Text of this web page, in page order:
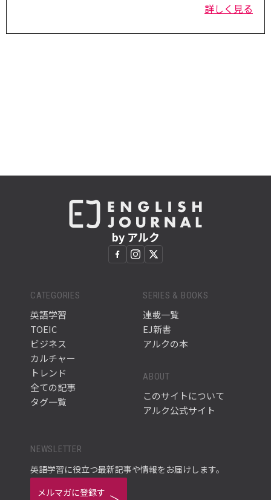
詳しく見る
by アルク
CATEGORIES
英語学習
TOEIC
ビジネス
カルチャー
トレンド
全ての記事
タグ一覧
SERIES & BOOKS
連載一覧
EJ新書
アルクの本
ABOUT
このサイトについて
アルク公式サイト
NEWSLETTER
英語学習に役立つ最新記事や情報をお届けします。
メルマガに登録す